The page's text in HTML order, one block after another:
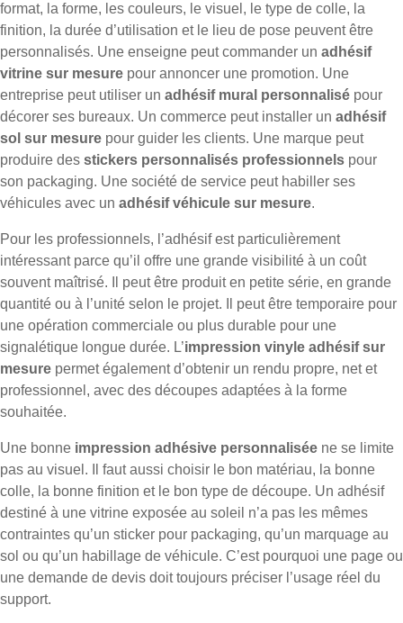
format, la forme, les couleurs, le visuel, le type de colle, la
finition, la durée d’utilisation et le lieu de pose peuvent être
personnalisés. Une enseigne peut commander un adhésif
vitrine sur mesure pour annoncer une promotion. Une
entreprise peut utiliser un adhésif mural personnalisé pour
décorer ses bureaux. Un commerce peut installer un adhésif
sol sur mesure pour guider les clients. Une marque peut
produire des stickers personnalisés professionnels pour
son packaging. Une société de service peut habiller ses
véhicules avec un adhésif véhicule sur mesure.
Pour les professionnels, l’adhésif est particulièrement
intéressant parce qu’il offre une grande visibilité à un coût
souvent maîtrisé. Il peut être produit en petite série, en grande
quantité ou à l’unité selon le projet. Il peut être temporaire pour
une opération commerciale ou plus durable pour une
signalétique longue durée. L’impression vinyle adhésif sur
mesure permet également d’obtenir un rendu propre, net et
professionnel, avec des découpes adaptées à la forme
souhaitée.
Une bonne impression adhésive personnalisée ne se limite
pas au visuel. Il faut aussi choisir le bon matériau, la bonne
colle, la bonne finition et le bon type de découpe. Un adhésif
destiné à une vitrine exposée au soleil n’a pas les mêmes
contraintes qu’un sticker pour packaging, qu’un marquage au
sol ou qu’un habillage de véhicule. C’est pourquoi une page ou
une demande de devis doit toujours préciser l’usage réel du
support.